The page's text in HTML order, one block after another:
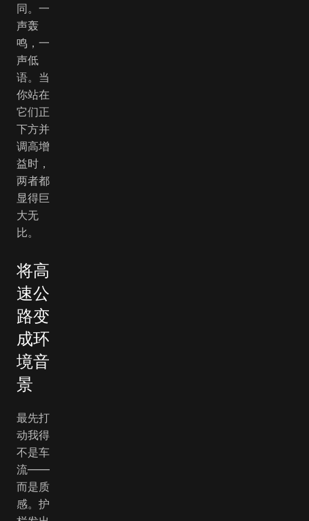
同。一
声轰
鸣，一
声低
语。当
你站在
它们正
下方并
调高增
益时，
两者都
显得巨
大无
比。
将高
速公
路变
成环
境音
景
最先打
动我得
不是车
流——
而是质
感。护